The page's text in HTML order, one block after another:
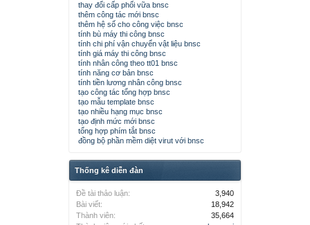
thay đổi cấp phối vữa bnsc
thêm công tác mới bnsc
thêm hệ số cho công việc bnsc
tính bù máy thi công bnsc
tính chi phí vận chuyển vật liệu bnsc
tính giá máy thi công bnsc
tính nhân công theo tt01 bnsc
tính năng cơ bản bnsc
tính tiền lương nhân công bnsc
tạo công tác tổng hợp bnsc
tạo mẫu template bnsc
tạo nhiều hạng mục bnsc
tạo định mức mới bnsc
tổng hợp phím tắt bnsc
đồng bộ phần mềm diệt virut với bnsc
Thống kê diễn đàn
Đề tài thảo luận:
3,940
Bài viết:
18,942
Thành viên:
35,664